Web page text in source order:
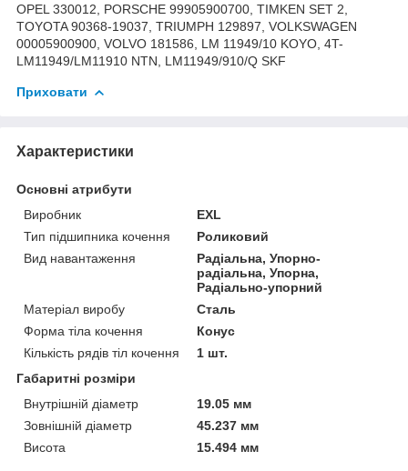
OPEL 330012, PORSCHE 99905900700, TIMKEN SET 2,
TOYOTA 90368-19037, TRIUMPH 129897, VOLKSWAGEN
00005900900, VOLVO 181586, LM 11949/10 KOYO, 4T-
LM11949/LM11910 NTN, LM11949/910/Q SKF
Приховати
Характеристики
Основні атрибути
Виробник
EXL
Тип підшипника кочення
Роликовий
Вид навантаження
Радіальна, Упорно-
радіальна, Упорна,
Радіально-упорний
Матеріал виробу
Сталь
Форма тіла кочення
Конус
Кількість рядів тіл кочення
1 шт.
Габаритні розміри
Внутрішній діаметр
19.05 мм
Зовнішній діаметр
45.237 мм
Висота
15.494 мм